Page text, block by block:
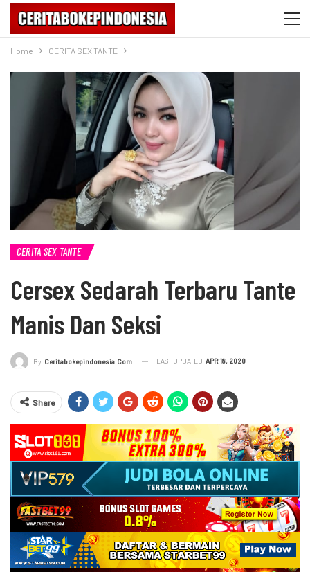
Home CERITA SEX TANTE
CERITA SEX TANTE
Cersex Sedarah Terbaru Tante
Manis Dan Seksi
By Ceritabokepindonesia.com LAST UPDATED APR 18, 2020
Share